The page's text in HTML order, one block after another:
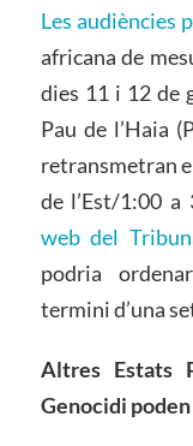
Les audiències
africana de
dies 11 i 12 de
Pau de l’Haia
retransmetran
de l’Est/1:00
web del
podria
termini d’una
Altres Estats
Genocidi poden